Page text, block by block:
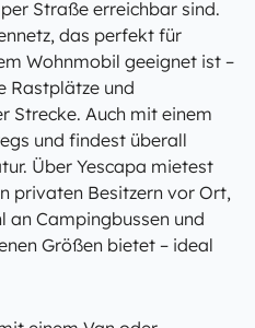
Straße erreichbar sind.
das perfekt für
Wohnmobil geeignet ist –
Rastplätze und
Strecke. Auch mit einem
und findest überall
Über Yescapa mietest
privaten Besitzern vor Ort,
an Campingbussen und
Größen bietet – ideal